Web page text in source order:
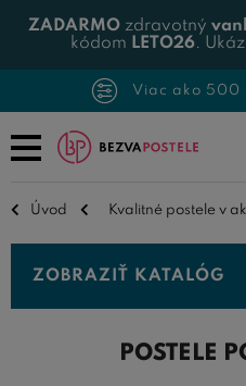
ZADARMOzdravotný
kódom LETO26.
Viac ako 500
Úvod Kvalitné postele v
ZOBRAZIŤ KATALÓG
POSTELE